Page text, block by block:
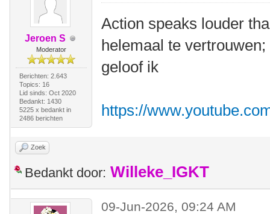
Jeroen S
Moderator
Berichten: 2.643
Topics: 16
Lid sinds: Oct 2020
Bedankt: 1430
5225 x bedankt in
2486 berichten
Action speaks louder
helemaal te
geloof ik
https://
Zoek
Bedankt door: Willeke_IGKT
09-Jun-2026, 09:24 AM